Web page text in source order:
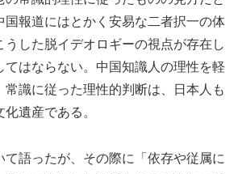
国報道にはとかく安易な二者択一の体
うした脱イデオロギーの視点が存在し
てはならない。中国知識人の理性を軽
常識に従った理性的判断は、日本人も
遺産である。
て語ったが、その際に「依存や従属に